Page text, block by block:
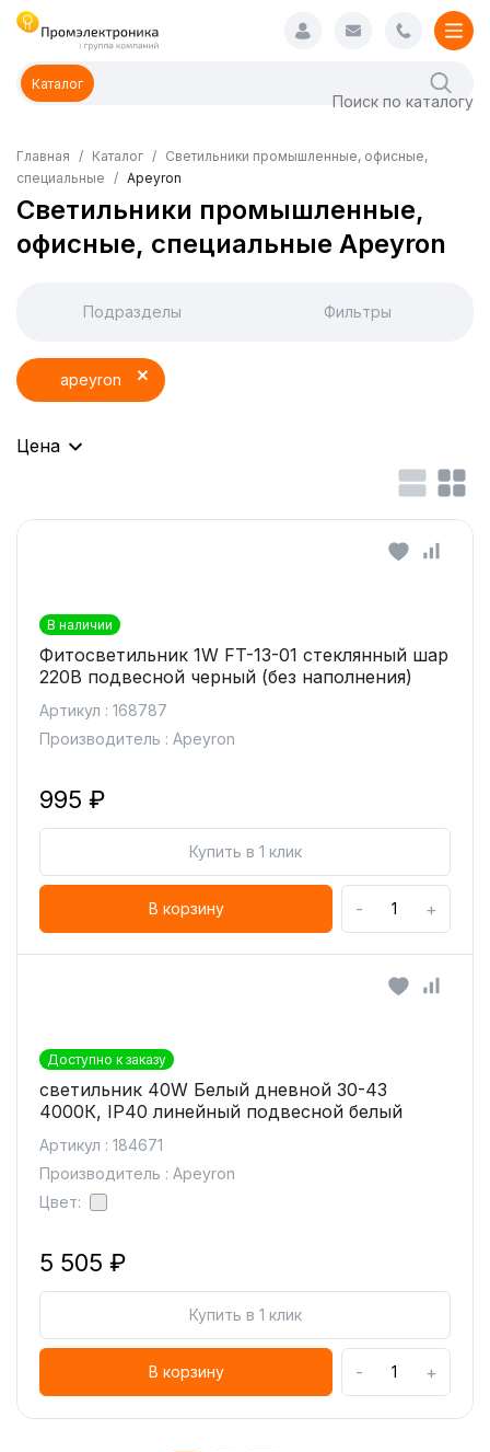
Каталог
Главная Каталог
Светильники промышленные, офисные,
специальные
Apeyron
Светильники промышленные,
офисные, специальные Apeyron
Подразделы Фильтры
apeyron
Цена
В наличии
Фитосветильник 1W FT-13-01 стеклянный шар
220В подвесной черный (без наполнения)
Артикул : 168787
Производитель : Apeyron
995 ₽
Купить в 1 клик
В корзину - +
Доступно к заказу
светильник 40W Белый дневной 30-43
4000К, IP40 линейный подвесной белый
Артикул : 184671
Производитель : Apeyron
Цвет:
5 505 ₽
Купить в 1 клик
В корзину - +